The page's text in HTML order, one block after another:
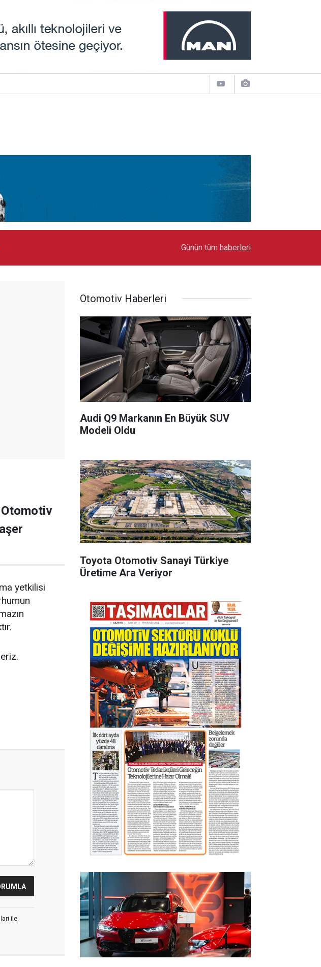
Toyota Otomotiv Sanayi Türkiye Üretime Ara
Günün tüm haberleri
Otomotiv
yetkilisi
ile
Otomotiv Haberleri
Audi Q9 Markanın En Büyük SUV
Modeli Oldu
Toyota Otomotiv Sanayi Türkiye
Üretime Ara Veriyor